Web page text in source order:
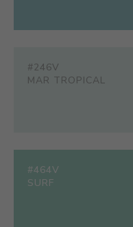
#246V
MAR TROPICAL
#464V
SURF